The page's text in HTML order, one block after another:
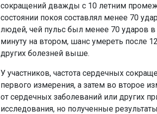
сокращений дважды с 10 летним
состоянии покоя составлял менее 70
людей, чей пульс был менее 70 ударов
минуту на втором, шанс умереть после
других болезней выше.
У участников, частота сердечных
первого измерения, а затем во второе
от сердечных заболеваний или других
исследования, но полученные